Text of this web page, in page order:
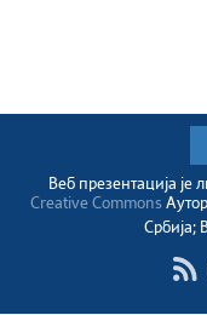
Веб презентација
Creative Commons
Србија;